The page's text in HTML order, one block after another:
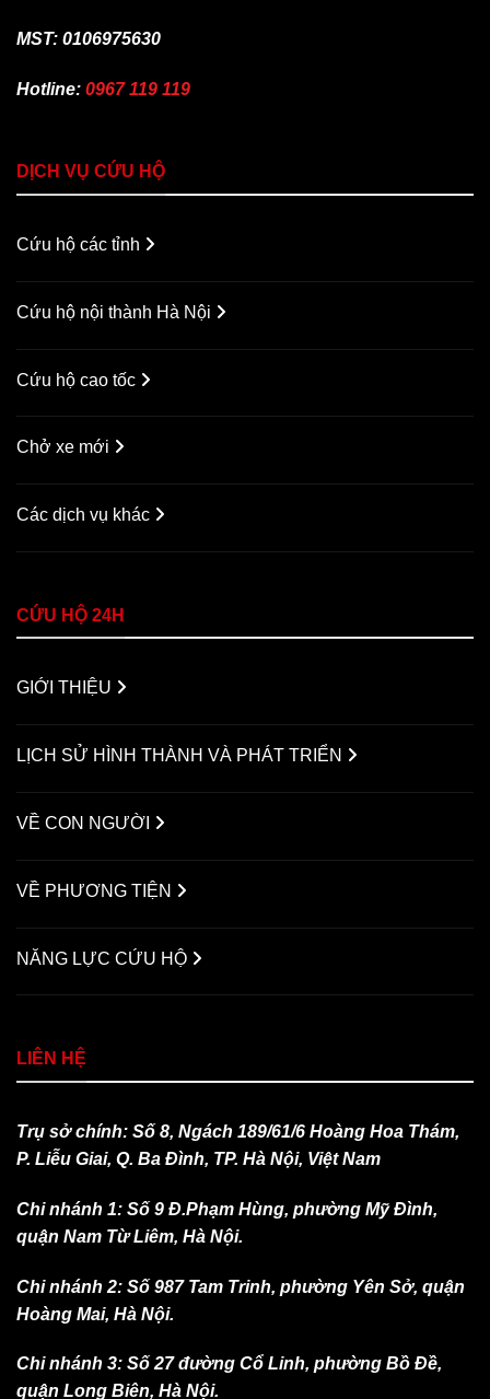
MST: 0106975630
Hotline: 0967 119 119
DỊCH VỤ CỨU HỘ
Cứu hộ các tỉnh
Cứu hộ nội thành Hà Nội
Cứu hộ cao tốc
Chở xe mới
Các dịch vụ khác
CỨU HỘ 24H
GIỚI THIỆU
LỊCH SỬ HÌNH THÀNH VÀ PHÁT TRIỂN
VỀ CON NGƯỜI
VỀ PHƯƠNG TIỆN
NĂNG LỰC CỨU HỘ
LIÊN HỆ
Trụ sở chính: Số 8, Ngách 189/61/6 Hoàng Hoa Thám,
P. Liễu Giai, Q. Ba Đình, TP. Hà Nội, Việt Nam
Chi nhánh 1: Số 9 Đ.Phạm Hùng, phường Mỹ Đình,
quận Nam Từ Liêm, Hà Nội.
Chi nhánh 2: Số 987 Tam Trinh, phường Yên Sở, quận
Hoàng Mai, Hà Nội.
Chi nhánh 3: Số 27 đường Cổ Linh, phường Bồ Đề,
quận Long Biên, Hà Nội.